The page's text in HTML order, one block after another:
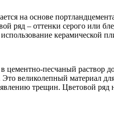
на основе
ряд – оттенки серого или
керамической
песчаный раствор
великолепный материал
трещин. Цветовой ряд